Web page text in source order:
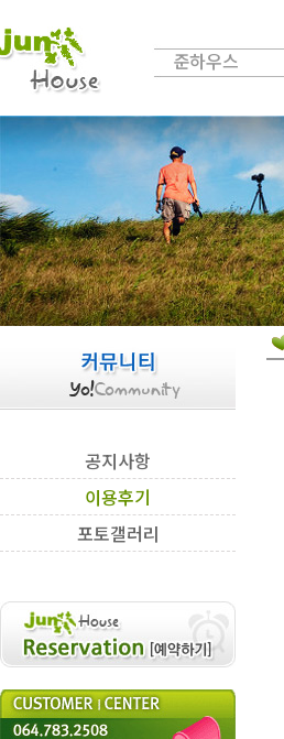
준하우스
Hey!Jun
공지사항
이용후기
포토갤러리